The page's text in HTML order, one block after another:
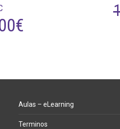
€
79,00€.
Aulas – eLearning
Terminos